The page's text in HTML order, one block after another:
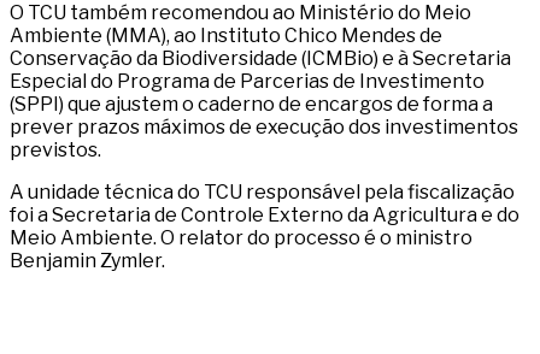
O TCU também recomendou ao Ministério do Meio
Ambiente (MMA), ao Instituto Chico Mendes de
Conservação da Biodiversidade (ICMBio) e à Secretaria
Especial do Programa de Parcerias de Investimento
(SPPI) que ajustem o caderno de encargos de forma a
prever prazos máximos de execução dos investimentos
previstos.
A unidade técnica do TCU responsável pela fiscalização
foi a Secretaria de Controle Externo da Agricultura e do
Meio Ambiente. O relator do processo é o ministro
Benjamin Zymler.